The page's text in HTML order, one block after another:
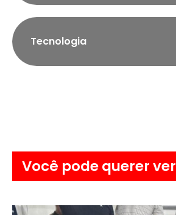
Tecnologia
Você pode querer ver